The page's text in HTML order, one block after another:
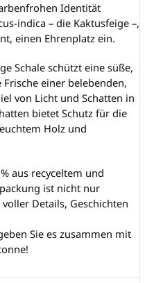
Identität
indica – die Kaktusfeige –,
einen Ehrenplatz ein.
Schale schützt eine süße,
einer belebenden,
von Licht und Schatten in
bietet Schutz für die
Holz und
aus recyceltem und
ist nicht nur
Details, Geschichten
Sie es zusammen mit